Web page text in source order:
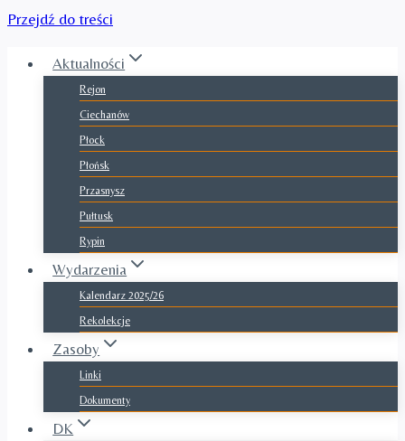
Przejdź do treści
Aktualności
Rejon
Ciechanów
Płock
Płońsk
Przasnysz
Pułtusk
Rypin
Wydarzenia
Kalendarz 2025/26
Rekolekcje
Zasoby
Linki
Dokumenty
DK